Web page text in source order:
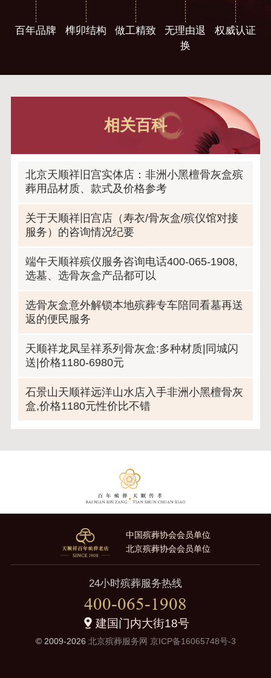
百年品牌 榫卯结构 做工精致
无理由退
换
权威认证
相关百科
北京天顺祥旧宫实体店：非洲小黑檀骨灰盒殡
葬用品材质、款式及价格参考
关于天顺祥旧宫店（寿衣/骨灰盒/殡仪馆对接
服务）的咨询情况纪要
端午天顺祥殡仪服务咨询电话400-065-1908,
选墓、选骨灰盒产品都可以
选骨灰盒意外解锁本地殡葬专车陪同看墓再送
返的便民服务
天顺祥龙凤呈祥系列骨灰盒:多种材质|同城闪
送|价格1180-6980元
石景山天顺祥远洋山水店入手非洲小黑檀骨灰
盒,价格1180元性价比不错
中国殡葬协会会员单位
北京殡葬协会会员单位
24小时殡葬服务热线
400-065-1908
建国门内大街18号
© 2009-2026 北京殡葬服务网 京ICP备16065748号-3